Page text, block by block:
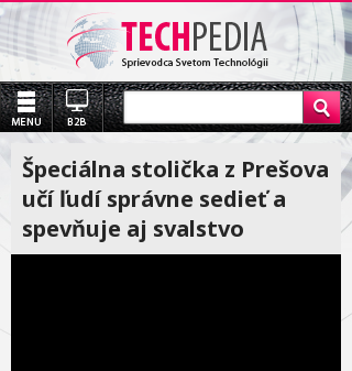
Špeciálna stolička z Prešova
učí ľudí správne sedieť a
spevňuje aj svalstvo